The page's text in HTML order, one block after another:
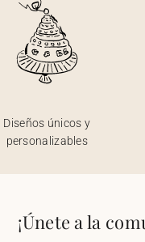
Diseños únicos y
personalizables
¡Únete a la